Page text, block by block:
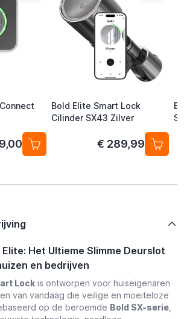
Bold Elite Smart Lock
Cilinder SX43 Zilver
€ 289,99
Het Ultieme Slimme Deurslot
en bedrijven
Lock is ontworpen voor huiseigenaren
van vandaag die veilige en moeiteloze
op de beroemde Bold SX-serie